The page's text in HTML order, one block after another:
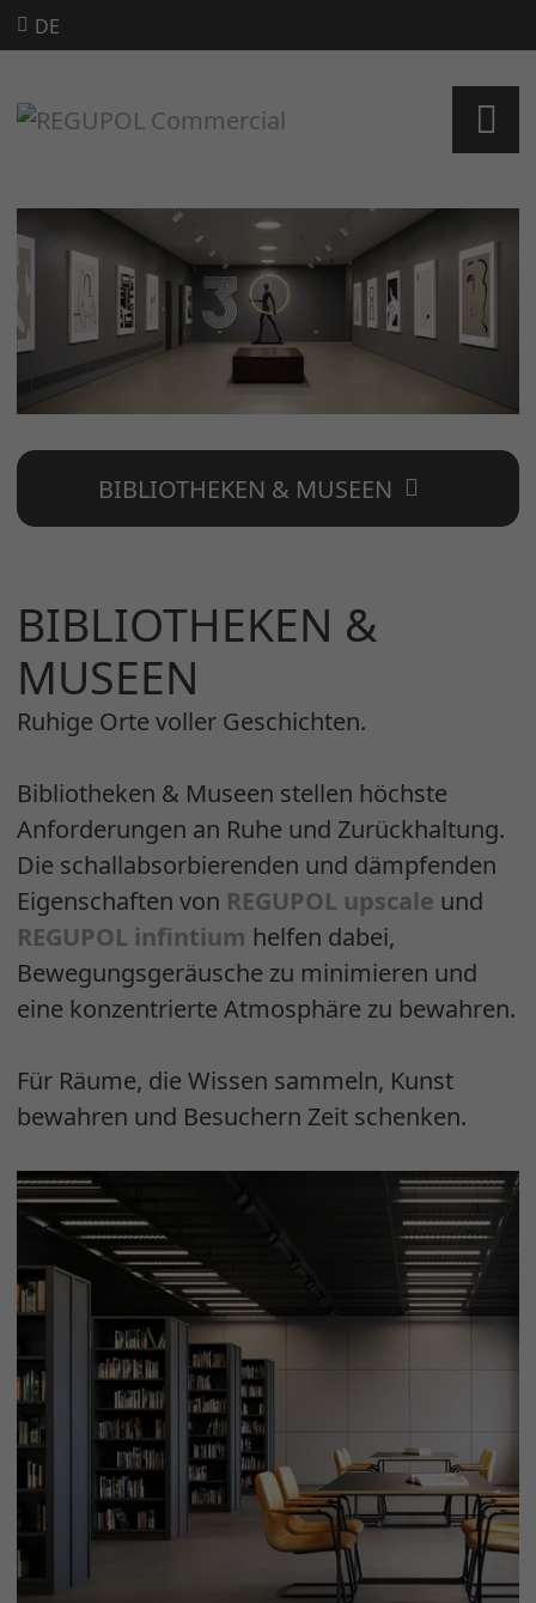
DE
BIBLIOTHEKEN & MUSEEN
BIBLIOTHEKEN &
MUSEEN
Ruhige Orte voller Geschichten.
Bibliotheken & Museen stellen höchste
Anforderungen an Ruhe und Zurückhaltung.
Die schallabsorbierenden und dämpfenden
Eigenschaften von REGUPOL upscale und
REGUPOL infintium helfen dabei,
Bewegungsgeräusche zu minimieren und
eine konzentrierte Atmosphäre zu bewahren.
Für Räume, die Wissen sammeln, Kunst
bewahren und Besuchern Zeit schenken.